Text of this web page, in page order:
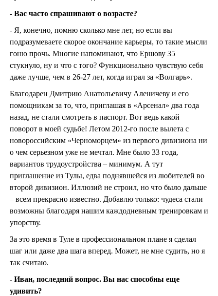
- Вас часто спрашивают о возрасте?
- Я, конечно, помню сколько мне лет, но если вы
подразумеваете скорое окончание карьеры, то такие мысли
гоню прочь. Многие напоминают, что Ершову 35
стукнуло, ну и что с того? Функционально чувствую себя
даже лучше, чем в 26-27 лет, когда играл за «Волгарь».
Благодарен Дмитрию Анатольевичу Аленичеву и его
помощникам за то, что, приглашая в «Арсенал» два года
назад, не стали смотреть в паспорт. Вот ведь какой
поворот в моей судьбе! Летом 2012-го после вылета с
новороссийским «Черноморцем» из первого дивизиона ни
о чем серьезном уже не мечтал. Мне было 33 года,
вариантов трудоустройства – минимум. А тут
приглашение из Тулы, едва поднявшейся из любителей во
второй дивизион. Иллюзий не строил, но что было дальше
– всем прекрасно известно. Добавлю только: чудеса стали
возможны благодаря нашим каждодневным тренировкам и
упорству.
За это время в Туле в профессиональном плане я сделал
шаг или даже два шага вперед. Может, не мне судить, но я
так считаю.
- Иван, последний вопрос. Вы нас способны еще
удивить?